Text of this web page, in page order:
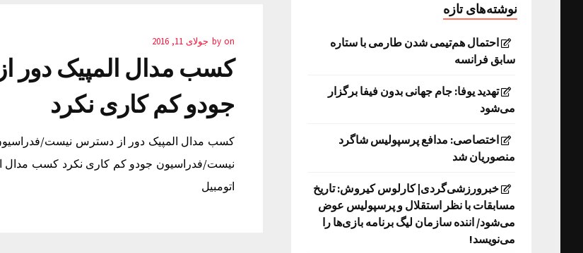
by on جولای 11, 2016
کسب مدال المپیک
جودو کم کاری نکرد
کسب مدال المپیک دور از دسترس نیست/
نیست/فدراسیون جودو کم کاری نکرد کسب مدال
اتومبیل
نوشته‌های تازه
احتمال هم‌تیمی شدن طارمی با ستاره
سابق فرانسه
تهدید یوفا: جام جهانی بدون فیفا برگزار
می‌شود
اختصاصی: مدافع پرسپولیس شاگرد
منصوریان شد
خبرورزشی‌گردی| کارلوس کیروش: تاریخ
مسابقات با نظر استقلال و پرسپولیس عوض
می‌شود/ اننده سازمان لیگ برنامه بازی‌ها را
می‌نویسد!